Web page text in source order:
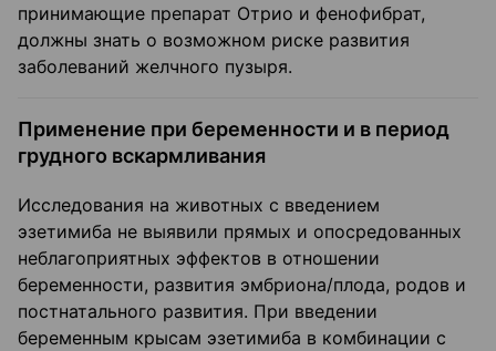
принимающие препарат Отрио и фенофибрат,
должны знать о возможном риске развития
заболеваний желчного пузыря.
Применение при беременности и в период
грудного вскармливания
Исследования на животных с введением
эзетимиба не выявили прямых и опосредованных
неблагоприятных эффектов в отношении
беременности, развития эмбриона/плода, родов и
постнатального развития. При введении
беременным крысам эзетимиба в комбинации с